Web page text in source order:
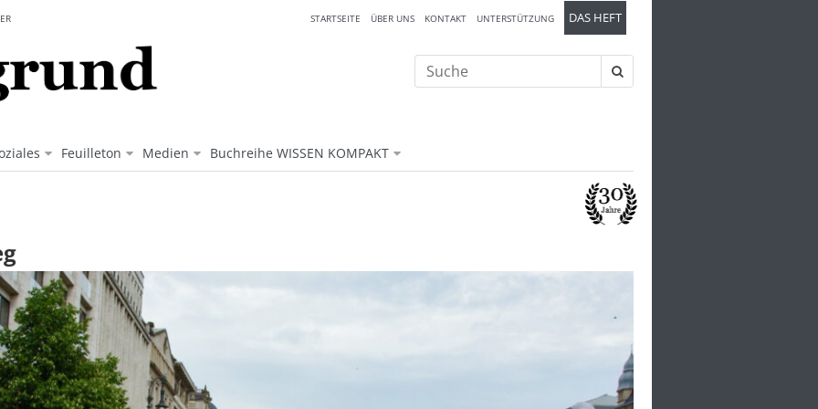
Feuilleton Medien Buchreihe WISSEN KOMPAKT
STARTSEITE ÜBER UNS KONTAKT UNTERSTÜTZUNG DAS HEFT
Suche
nach: